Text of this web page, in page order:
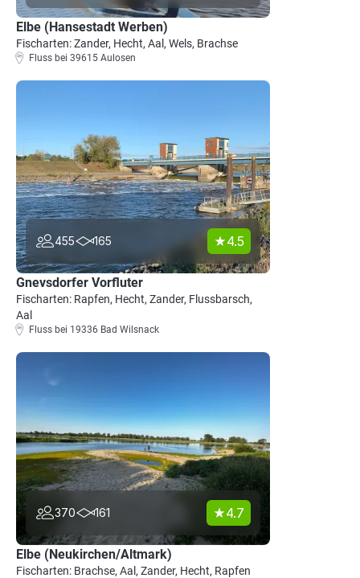
Elbe (Hansestadt Werben)
Fischarten: Zander, Hecht, Aal, Wels, Brachse
Fluss bei 39615 Aulosen
455 165 4.5
Gnevsdorfer Vorfluter
Fischarten: Rapfen, Hecht, Zander, Flussbarsch,
Aal
Fluss bei 19336 Bad Wilsnack
370 161 4.7
Elbe (Neukirchen/Altmark)
Fischarten: Brachse, Aal, Zander, Hecht, Rapfen